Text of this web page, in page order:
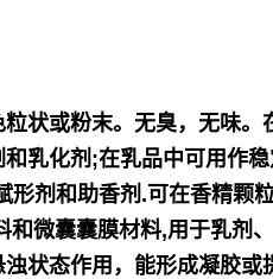
状或粉末。无臭，无味
乳化剂;在乳品中可用作
形剂和助香剂.可在香精颗
和微囊囊膜材料,用于乳剂
状态作用，能形成凝胶或